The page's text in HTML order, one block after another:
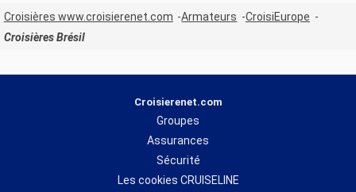
Croisières www.croisierenet.com Armateurs
CroisiEurope
Croisières Brésil
Croisierenet.com
Groupes
Assurances
Sécurité
Les cookies CRUISELINE